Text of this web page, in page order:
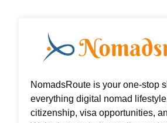
NomadsRoute is your one-stop
everything digital nomad
citizenship, visa opportunities,